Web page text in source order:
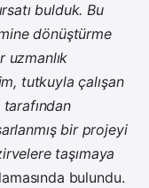
bulduk. Bu
dönüştürme
uzmanlık
tutkuyla çalışan
bir projeyi
taşımaya
bulundu.